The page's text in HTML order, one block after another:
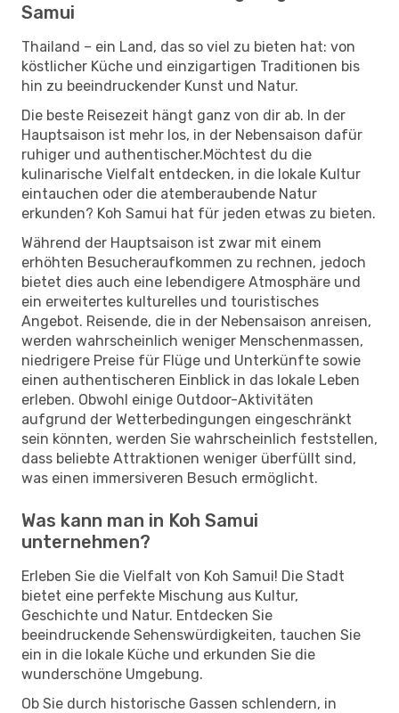
Samui
Thailand – ein Land, das so viel zu bieten hat: von
köstlicher Küche und einzigartigen Traditionen bis
hin zu beeindruckender Kunst und Natur.
Die beste Reisezeit hängt ganz von dir ab. In der
Hauptsaison ist mehr los, in der Nebensaison dafür
ruhiger und authentischer.Möchtest du die
kulinarische Vielfalt entdecken, in die lokale Kultur
eintauchen oder die atemberaubende Natur
erkunden? Koh Samui hat für jeden etwas zu bieten.
Während der Hauptsaison ist zwar mit einem
erhöhten Besucheraufkommen zu rechnen, jedoch
bietet dies auch eine lebendigere Atmosphäre und
ein erweitertes kulturelles und touristisches
Angebot. Reisende, die in der Nebensaison anreisen,
werden wahrscheinlich weniger Menschenmassen,
niedrigere Preise für Flüge und Unterkünfte sowie
einen authentischeren Einblick in das lokale Leben
erleben. Obwohl einige Outdoor-Aktivitäten
aufgrund der Wetterbedingungen eingeschränkt
sein könnten, werden Sie wahrscheinlich feststellen,
dass beliebte Attraktionen weniger überfüllt sind,
was einen immersiveren Besuch ermöglicht.
Was kann man in Koh Samui
unternehmen?
Erleben Sie die Vielfalt von Koh Samui! Die Stadt
bietet eine perfekte Mischung aus Kultur,
Geschichte und Natur. Entdecken Sie
beeindruckende Sehenswürdigkeiten, tauchen Sie
ein in die lokale Küche und erkunden Sie die
wunderschöne Umgebung.
Ob Sie durch historische Gassen schlendern, in